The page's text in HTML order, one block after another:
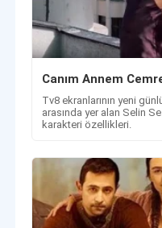
Canım Annem
Tv8 ekranlarının yeni
arasında yer alan Selin
karakteri özellikleri.